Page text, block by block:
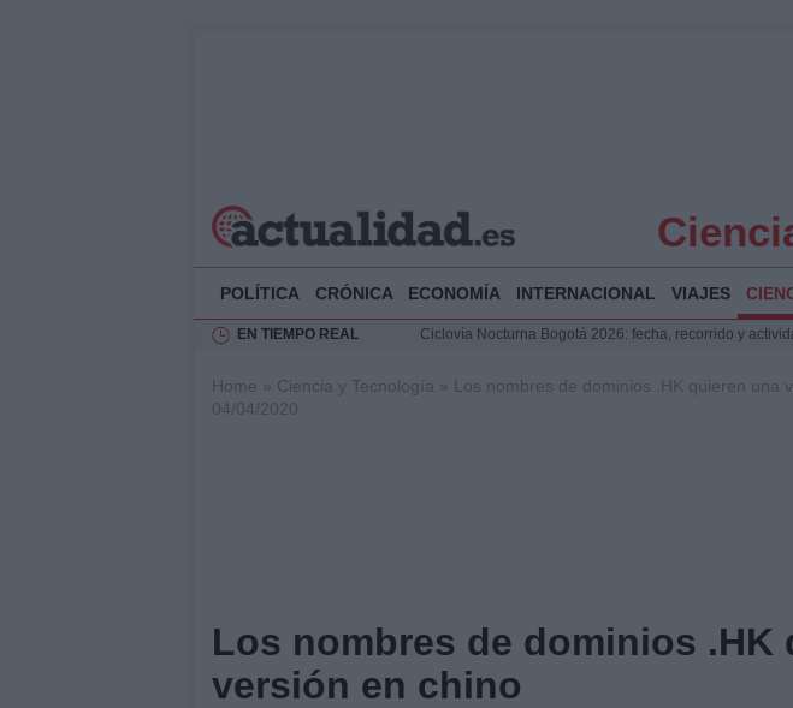
POLÍTICA CRÓNICA ECONOMÍA INTERNACIONAL VIAJES
EN TIEMPO REAL
Ciclovía Nocturna Bogotá 2026: fecha, recorrido y
Rehabilitación de la Illa Plana: Menorca apuesta por el
Home » Ciencia y Tecnología »
Los nombres de dominios .HK quieren una
04/04/2020
Los nombres de dominios .HK
versión en chino